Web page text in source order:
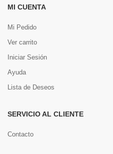
MI CUENTA
Mi Pedido
Ver carrito
Iniciar Sesión
Ayuda
Lista de Deseos
SERVICIO AL CLIENTE
Contacto